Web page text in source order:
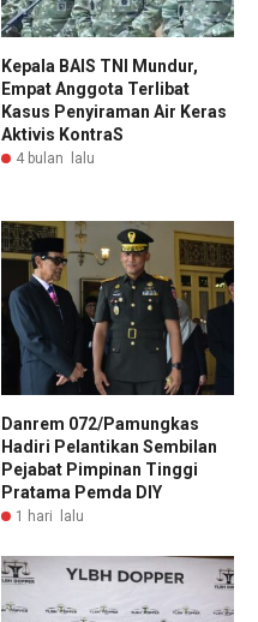
Kepala BAIS TNI Mundur,
Empat Anggota Terlibat
Kasus Penyiraman Air Keras
Aktivis KontraS
4 bulan lalu
Danrem 072/Pamungkas
Hadiri Pelantikan Sembilan
Pejabat Pimpinan Tinggi
Pratama Pemda DIY
1 hari lalu